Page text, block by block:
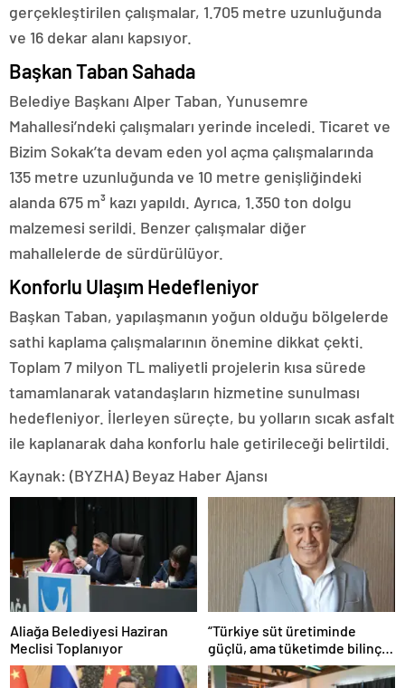
gerçekleştirilen çalışmalar, 1.705 metre uzunluğunda
ve 16 dekar alanı kapsıyor.
Başkan Taban Sahada
Belediye Başkanı Alper Taban, Yunusemre
Mahallesi’ndeki çalışmaları yerinde inceledi. Ticaret ve
Bizim Sokak’ta devam eden yol açma çalışmalarında
135 metre uzunluğunda ve 10 metre genişliğindeki
alanda 675 m³ kazı yapıldı. Ayrıca, 1.350 ton dolgu
malzemesi serildi. Benzer çalışmalar diğer
mahallelerde de sürdürülüyor.
Konforlu Ulaşım Hedefleniyor
Başkan Taban, yapılaşmanın yoğun olduğu bölgelerde
sathi kaplama çalışmalarının önemine dikkat çekti.
Toplam 7 milyon TL maliyetli projelerin kısa sürede
tamamlanarak vatandaşların hizmetine sunulması
hedefleniyor. İlerleyen süreçte, bu yolların sıcak asfalt
ile kaplanarak daha konforlu hale getirileceği belirtildi.
Kaynak: (BYZHA) Beyaz Haber Ajansı
Aliağa Belediyesi Haziran
Meclisi Toplanıyor
“Türkiye süt üretiminde
güçlü, ama tüketimde bilinç
şart”